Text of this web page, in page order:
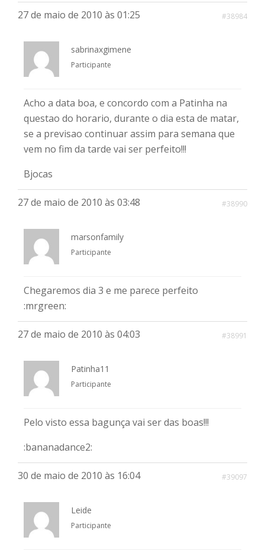
27 de maio de 2010 às 01:25 #38984
sabrinaxgimene
Participante
Acho a data boa, e concordo com a Patinha na
questao do horario, durante o dia esta de matar,
se a previsao continuar assim para semana que
vem no fim da tarde vai ser perfeito!!!
Bjocas
27 de maio de 2010 às 03:48 #38990
marsonfamily
Participante
Chegaremos dia 3 e me parece perfeito
:mrgreen:
27 de maio de 2010 às 04:03 #38991
Patinha11
Participante
Pelo visto essa bagunça vai ser das boas!!!
:bananadance2:
30 de maio de 2010 às 16:04 #39097
Leide
Participante